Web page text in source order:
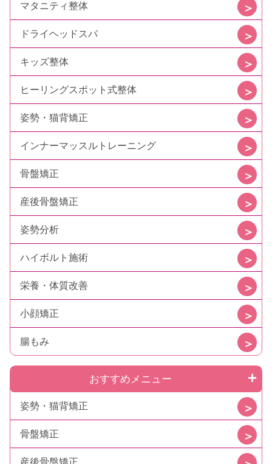
マタニティ整体
ドライヘッドスパ
キッズ整体
ヒーリングスポット式整体
姿勢・猫背矯正
インナーマッスルトレーニング
骨盤矯正
産後骨盤矯正
姿勢分析
ハイボルト施術
栄養・体質改善
小顔矯正
腸もみ
おすすめメニュー
姿勢・猫背矯正
骨盤矯正
産後骨盤矯正